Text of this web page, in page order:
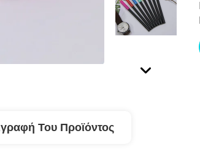
Του Προϊόντος